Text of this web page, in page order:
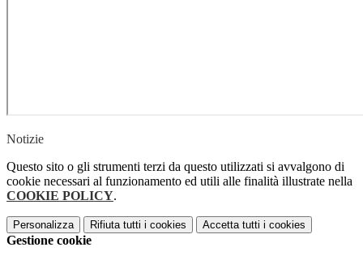
Notizie
Questo sito o gli strumenti terzi da questo utilizzati si avvalgono di
cookie necessari al funzionamento ed utili alle finalità illustrate nella
COOKIE POLICY.
Personalizza Rifiuta tutti i cookies Accetta tutti i cookies
Gestione cookie